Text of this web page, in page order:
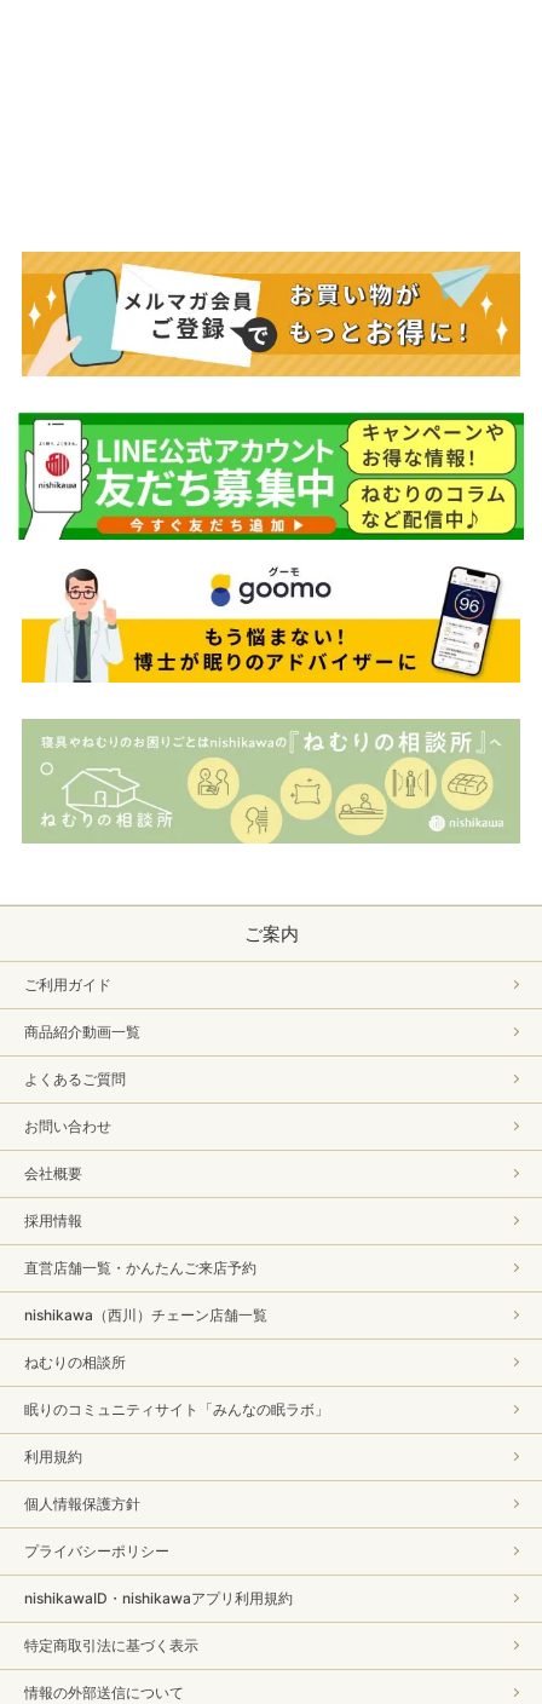
ご案内
ご利用ガイド
商品紹介動画一覧
よくあるご質問
お問い合わせ
会社概要
採用情報
直営店舗一覧・かんたんご来店予約
nishikawa（西川）チェーン店舗一覧
ねむりの相談所
眠りのコミュニティサイト「みんなの眠ラボ」
利用規約
個人情報保護方針
プライバシーポリシー
nishikawaID・nishikawaアプリ利用規約
特定商取引法に基づく表示
情報の外部送信について